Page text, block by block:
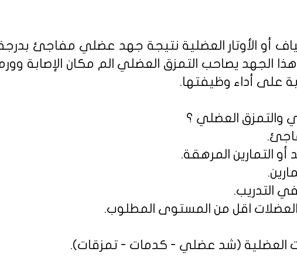
أو الأوتار العضلية نتيجة جهد عضلي مفاجئ
الجهد يصاحب التمزق العضلي الم مكان الإصابة
على أداء وظيفتها.
والتمزق العضلي ؟
العضلية (شد عضلي - كدمات - تمزقات).